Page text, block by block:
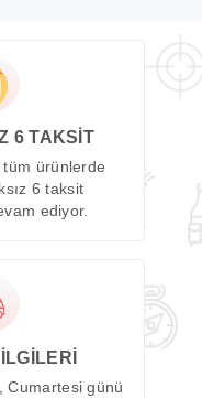
6 TAKSİT
tüm ürünlerde
6 taksit
ediyor.
Cumartesi günü